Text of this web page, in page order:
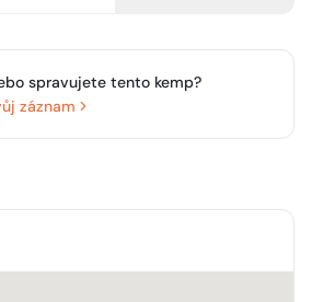
spravujete tento kemp?
záznam